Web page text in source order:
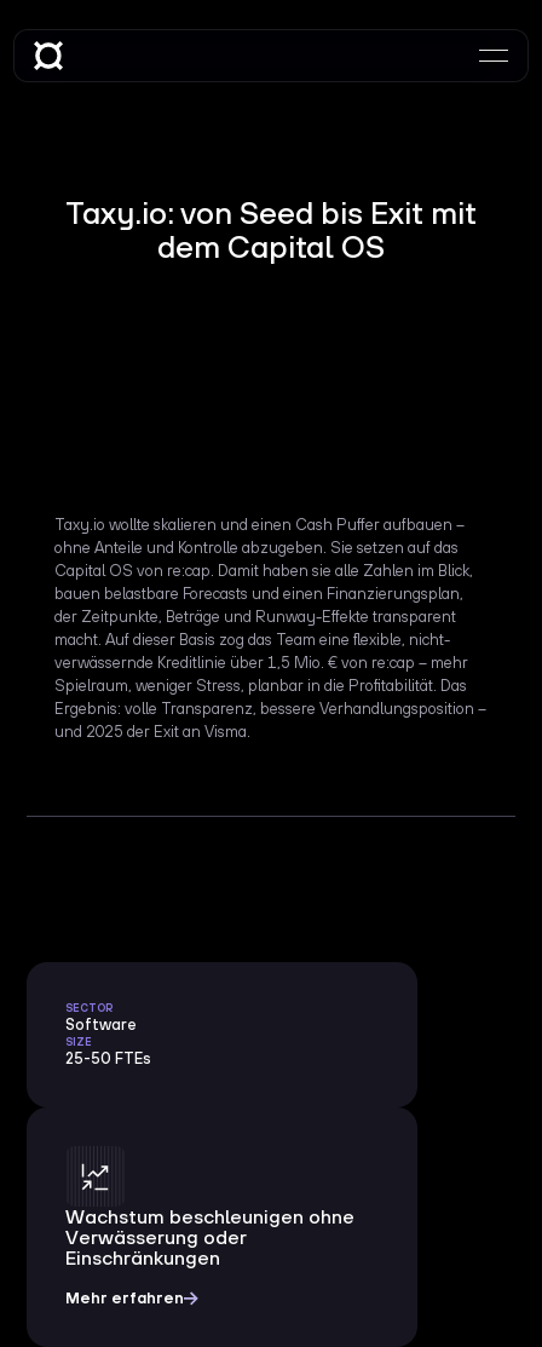
Taxy.io: von Seed bis Exit mit
dem Capital OS
Taxy.io wollte skalieren und einen Cash Puffer aufbauen –
ohne Anteile und Kontrolle abzugeben. Sie setzen auf das
Capital OS von re:cap. Damit haben sie alle Zahlen im Blick,
bauen belastbare Forecasts und einen Finanzierungsplan,
der Zeitpunkte, Beträge und Runway-Effekte transparent
macht. Auf dieser Basis zog das Team eine flexible, nicht-
verwässernde Kreditlinie über 1,5 Mio. € von re:cap – mehr
Spielraum, weniger Stress, planbar in die Profitabilität. Das
Ergebnis: volle Transparenz, bessere Verhandlungsposition –
und 2025 der Exit an Visma.
SECTOR
Software
SIZE
25-50 FTEs
Wachstum beschleunigen ohne
Verwässerung oder
Einschränkungen
Mehr erfahren